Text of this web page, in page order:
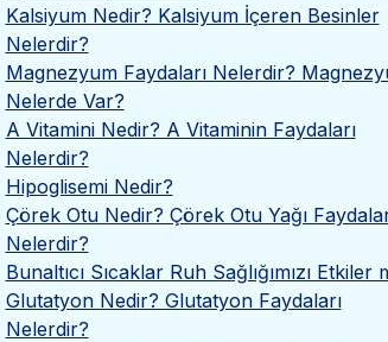
Kalsiyum Nedir? Kalsiyum İçeren Besinler
Nelerdir?
Magnezyum Faydaları Nelerdir?
Nelerde Var?
A Vitamini Nedir? A Vitaminin Faydaları
Nelerdir?
Hipoglisemi Nedir?
Çörek Otu Nedir? Çörek Otu Yağı
Nelerdir?
Bunaltıcı Sıcaklar Ruh Sağlığımızı Etkiler
Glutatyon Nedir? Glutatyon Faydaları
Nelerdir?